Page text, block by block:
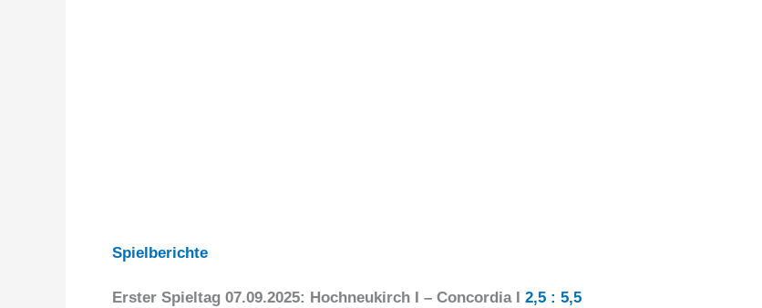
Spielberichte
Erster Spieltag 07.09.2025: Hochneukirch I – Concordia I 2,5 : 5,5